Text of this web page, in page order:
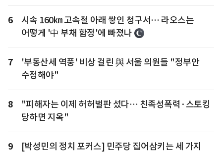
6
시속 160㎞ 고속철 아래 쌓인 청구서… 라오스는
어떻게 '中 부채 함정'에 빠졌나
7
'부동산세 역풍' 비상 걸린 與 서울 의원들 "정부안
수정해야"
8
"피해자는 이제 허허벌판 섰다… 친족성폭력·스토킹
당하면 지옥"
9
[박성민의 정치 포커스] 민주당 집어삼키는 세 가지